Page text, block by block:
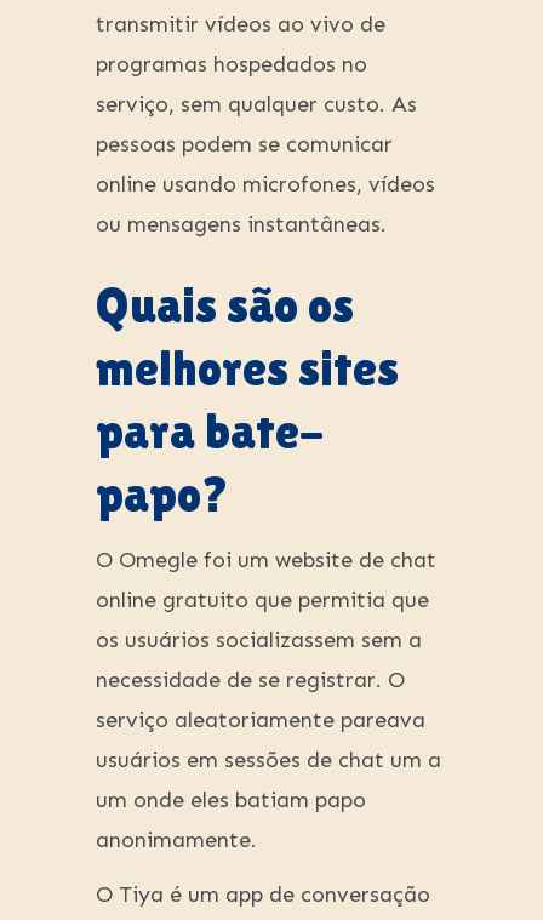
transmitir vídeos ao vivo de
programas hospedados no
serviço, sem qualquer custo. As
pessoas podem se comunicar
online usando microfones, vídeos
ou mensagens instantâneas.
Quais são os
melhores sites
para bate-
papo?
O Omegle foi um website de chat
online gratuito que permitia que
os usuários socializassem sem a
necessidade de se registrar. O
serviço aleatoriamente pareava
usuários em sessões de chat um a
um onde eles batiam papo
anonimamente.
O Tiya é um app de conversação